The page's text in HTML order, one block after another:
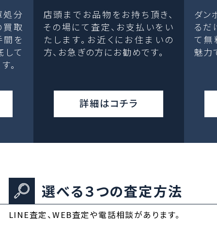
処分
取
間を
して
。
店頭までお品物をお持ち頂き、
その場にて査定、お支払いをい
たします。お近くにお住まいの
方、お急ぎの方にお勧めです。
詳細はコチラ
ダン
るだ
て無
魅力
選べる３つの査定方法
LINE査定、WEB査定や電話相談があります。